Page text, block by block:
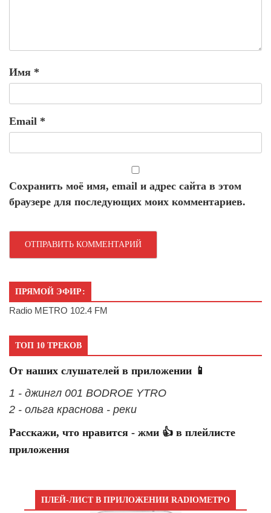
Имя *
Email *
Сохранить моё имя, email и адрес сайта в этом
браузере для последующих моих комментариев.
ПРЯМОЙ ЭФИР:
Radio METRO 102.4 FM
ТОП 10 ТРЕКОВ
От наших слушателей в приложении 📱
1 - джингл 001 BODROE YTRO
2 - ольга краснова - реки
Расскажи, что нравится - жми 👍 в плейлисте
приложения
ПЛЕЙ-ЛИСТ В ПРИЛОЖЕНИИ RADIOМЕТРО